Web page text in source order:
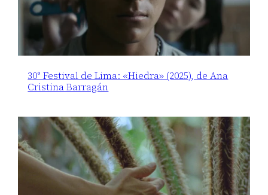
30° Festival de Lima: «Hiedra» (2025), de Ana
Cristina Barragán